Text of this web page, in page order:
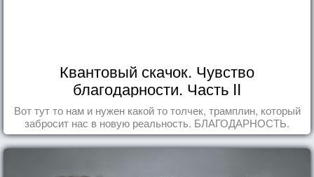
Квантовый скачок. Чувство
благодарности. Часть II
Вот тут то нам и нужен какой то толчек, трамплин, который
забросит нас в новую реальность. БЛАГОДАРНОСТЬ.